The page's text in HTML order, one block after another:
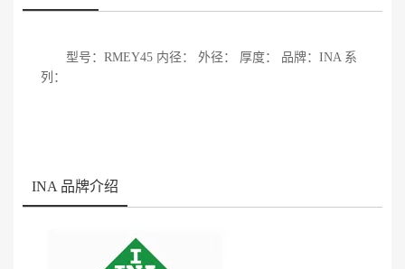
型号：RMEY45 内径： 外径： 厚度： 品牌：INA 系
列：
INA 品牌介绍